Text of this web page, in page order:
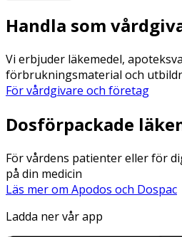
Handla som
Vi erbjuder läkemedel,
förbrukningsmaterial och
För vårdgivare och företag
Dosförpackade
För vårdens patienter eller för
på din medicin
Läs mer om Apodos och Dospac
Ladda ner vår app